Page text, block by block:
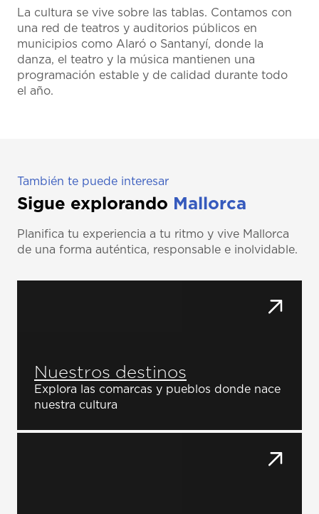
La cultura se vive sobre las tablas. Contamos con
una red de teatros y auditorios públicos en
municipios como Alaró o Santanyí, donde la
danza, el teatro y la música mantienen una
programación estable y de calidad durante todo
el año.
También te puede interesar
Sigue explorando Mallorca
Planifica tu experiencia a tu ritmo y vive Mallorca
de una forma auténtica, responsable e inolvidable.
Nuestros destinos
Explora las comarcas y pueblos donde nace
nuestra cultura